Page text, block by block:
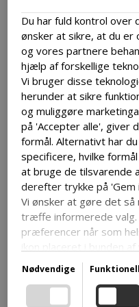
Skaldyrsbuffet
Hver onsdag i juli
skaldyrsbuffet,
stort udvalg af
tapasanretninger.
smage jer gennem
i hyggelige og
Til buffeten er der
nyde maden i jeres
følge stemningen.
sommeroplevelse
Du har fuld kontrol over
ønsker at sikre, at du er
og vores partnere
hjælp af forskellige
Vi bruger disse
herunder at sikre
og muliggøre
på 'Accepter alle', giver
formål. Alternativt har
specificere, hvilke
at bruge de tilsvarende
derefter trykke på 'Gem
Vi ønsker at gøre det
træffe informerede
præferencer når som
ikon placeret i bunden
hjemmesiden og
tilbage.
Hvis du ønsker at
Nødvendige